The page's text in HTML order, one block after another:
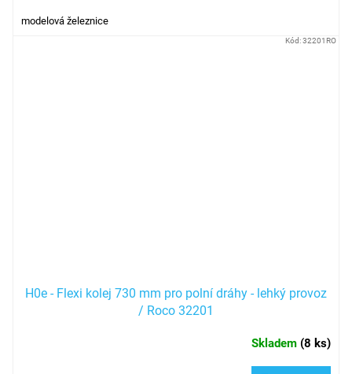
modelová železnice
H0e - Flexi kolej 730 mm pro polní dráhy - lehký provoz
/ Roco 32201
Skladem (8 ks)
Kód:32201RO